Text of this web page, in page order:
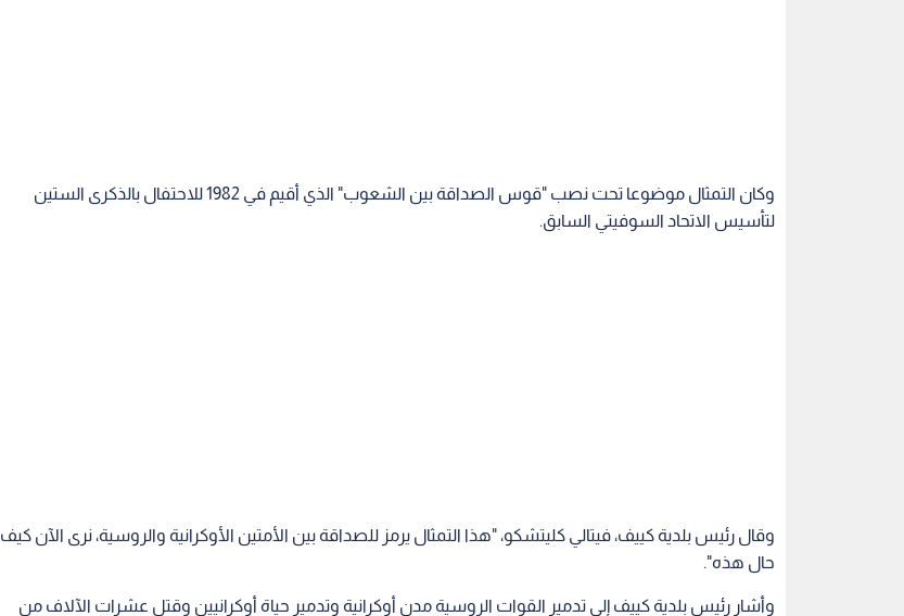
وكان التمثال موضوعا تحت نصب "قوس الصداقة بين الشعوب" الذي أقيم في 1982 للاحتفال بالذكرى الستين
لتأسيس الاتحاد السوفيتي السابق.
وقال رئيس بلدية كييف، فيتالي كليتشكو، "هذا التمثال يرمز للصداقة بين الأمتين الأوكرانية والروسية، نرى الآن كيف
حال هذه".
وأشار رئيس بلدية كييف إلى تدمير القوات الروسية مدن أوكرانية وتدمير حياة أوكرانيين وقتل عشرات الآلاف من